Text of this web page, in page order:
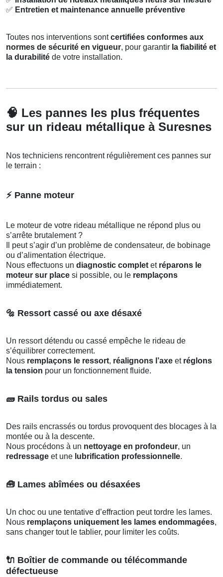
✅ Entretien et maintenance annuelle préventive
Toutes nos interventions sontcertifiées conformes aux
normes de sécurité en vigueur, pour garantir la fiabilité et
la durabilité de votre installation.
🧠 Les pannes les plus fréquentes
sur un rideau métallique à Suresnes
Nos techniciens rencontrent régulièrement ces pannes sur
le terrain :
⚡ Panne moteur
Le moteur de votre rideau métallique ne répond plus ou
s’arrête brutalement ?
Il peut s’agir d’un problème de condensateur, de bobinage
ou d’alimentation électrique.
Nous effectuons un diagnostic complet et réparons le
moteur sur place si possible, ou le remplaçons
immédiatement.
🔩 Ressort cassé ou axe désaxé
Un ressort détendu ou cassé empêche le rideau de
s’équilibrer correctement.
Nous remplaçons le ressort, réalignons l’axe et réglons
la tension pour un fonctionnement fluide.
🧱 Rails tordus ou sales
Des rails encrassés ou tordus provoquent des blocages à la
montée ou à la descente.
Nous procédons à un nettoyage en profondeur, un
redressage et une lubrification professionnelle.
🧰 Lames abîmées ou désaxées
Un choc ou une tentative d’effraction peut tordre les lames.
Nous remplaçons uniquement les lames endommagées,
sans changer tout le tablier, pour limiter les coûts.
🔌 Boîtier de commande ou télécommande
défectueuse